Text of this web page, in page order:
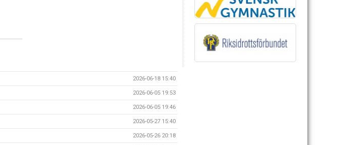
2026-06-18 15:40
2026-06-05 19:53
2026-06-05 19:46
2026-05-27 15:40
2026-05-26 20:18